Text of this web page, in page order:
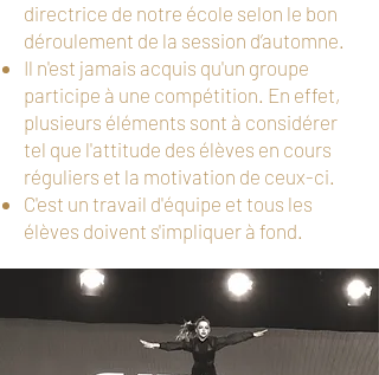
directrice de notre école selon le bon
déroulement de la session d’automne.
Il n'est jamais acquis qu'un groupe
participe à une compétition. En effet,
plusieurs éléments sont à considérer
tel que l'attitude des élèves en cours
réguliers et la motivation de ceux-ci.
C'est un travail d'équipe et tous les
élèves doivent s'impliquer à fond.